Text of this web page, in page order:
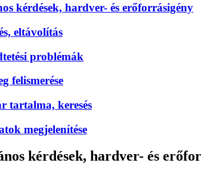
kérdések, hardver- és erőforrásigény
eltávolítás
problémák
felismerése
tartalma, keresés
megjelenítése
kérdések, hardver- és